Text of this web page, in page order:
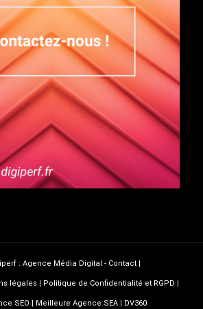
: Agence Média Digital - Contact|
légales Politique de Confidentialité et RGPD
SEO Meilleure Agence SEA| DV360